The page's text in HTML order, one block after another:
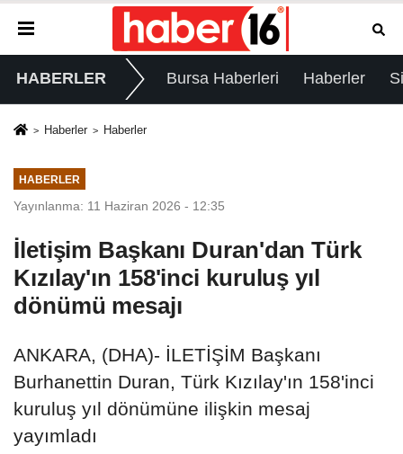
HABERLER Bursa Haberleri Haberler
Haberler Haberler
HABERLER
Yayınlanma: 11 Haziran 2026 - 12:35
İletişim Başkanı Duran'dan Türk
Kızılay'ın 158'inci kuruluş yıl
dönümü mesajı
ANKARA, (DHA)- İLETİŞİM Başkanı
Burhanettin Duran, Türk Kızılay'ın 158'inci
kuruluş yıl dönümüne ilişkin mesaj
yayımladı